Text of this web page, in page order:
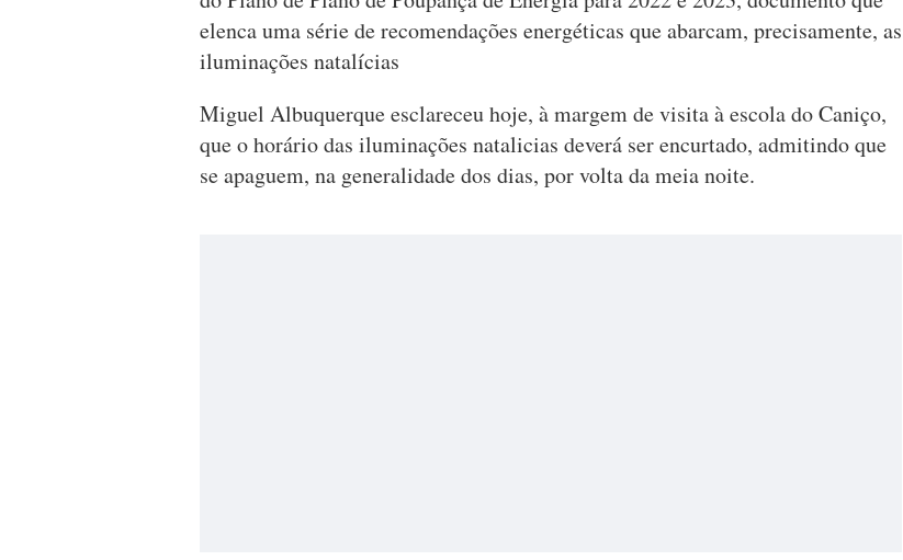
elenca uma série de recomendações energéticas que abarcam, precisamente, as
iluminações natalícias
Miguel Albuquerque esclareceu hoje, à margem de visita à escola do Caniço,
que o horário das iluminações natalicias deverá ser encurtado, admitindo que
se apaguem, na generalidade dos dias, por volta da meia noite.